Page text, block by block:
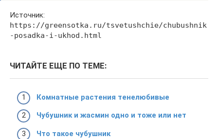
Источник:
https://greensotka.ru/tsvetushchie/chubushnik
-posadka-i-ukhod.html
ЧИТАЙТЕ ЕЩЕ ПО ТЕМЕ:
Комнатные растения тенелюбивые
Чубушник и жасмин одно и тоже или нет
Что такое чубушник